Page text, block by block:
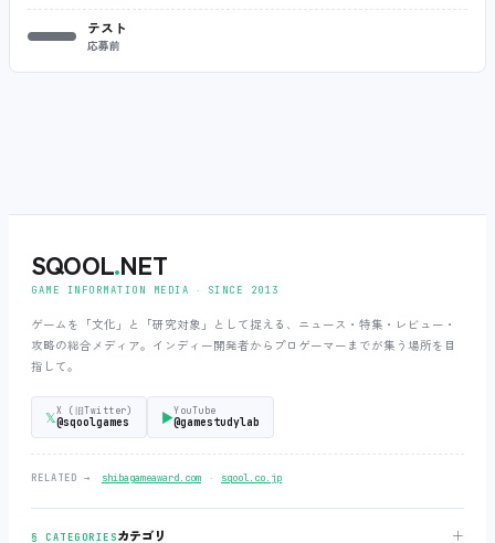
テスト
応募前
SQOOL.NET
GAME INFORMATION MEDIA ‧ SINCE 2013
ゲームを「文化」と「研究対象」として捉える、ニュース・特集・レビュー・
攻略の総合メディア。インディー開発者からプロゲーマーまでが集う場所を目
指して。
𝕏X (旧Twitter)
@sqoolgames ▶YouTube
@gamestudylab
RELATED → shibagameaward.com ‧ sqool.co.jp
§ CATEGORIESカテゴリ ＋